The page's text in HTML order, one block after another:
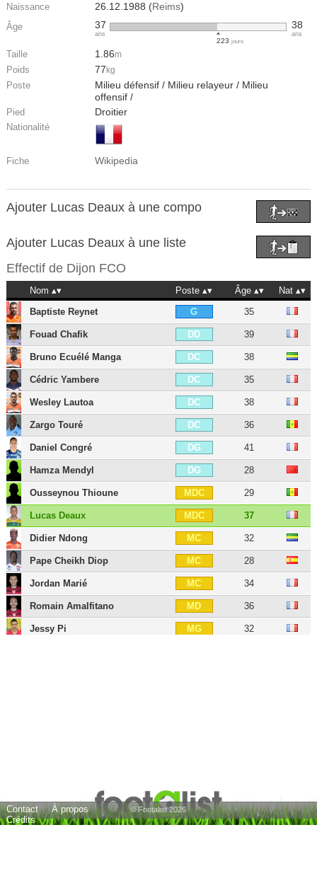
Naissance 26.12.1988 (Reims)
Âge 37
ans
223 jours
38
ans
Taille 1.86m
Poids 77 kg
Poste
Milieu défensif / Milieu relayeur / Milieu
offensif /
Pied Droitier
Nationalité
Fiche Wikipedia
Ajouter Lucas Deaux à une compo
Ajouter Lucas Deaux à une liste
Effectif de Dijon FCO
Nom Poste Âge
Nat
Baptiste Reynet
G 35
Fouad Chafik DD 39
Bruno Ecuélé Manga DC 38
Cédric Yambere DC 35
Wesley Lautoa DC 38
Zargo Touré DC 36
Daniel Congré DG 41
Hamza Mendyl DG 28
Ousseynou Thioune MDC 29
Lucas Deaux MDC 37
Didier Ndong MC 32
Pape Cheikh Diop MC 28
Jordan Marié MC 34
Romain Amalfitano MD 36
Jessy Pi MG 32
Contact
À propos
Crédits
© Footalist 2026